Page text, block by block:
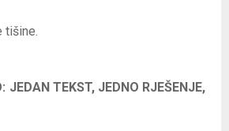
tišine.
JEDAN TEKST, JEDNO RJEŠENJE,